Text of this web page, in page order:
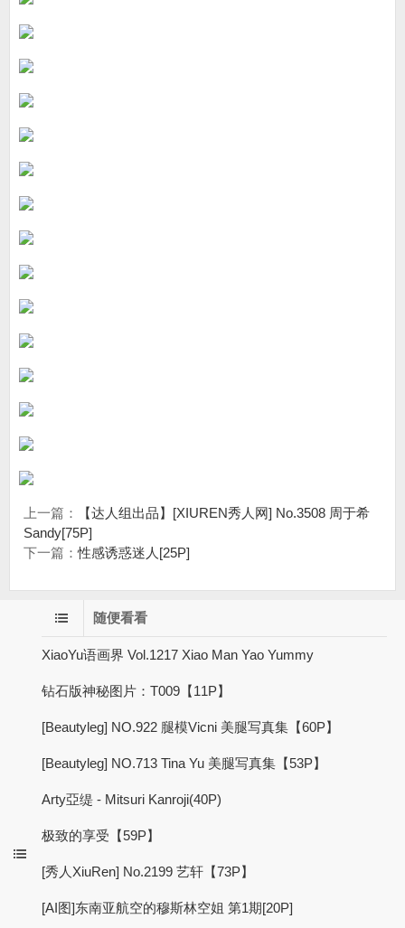
上一篇：
【达人组出品】[XIUREN秀人网] No.3508 周于希
Sandy[75P]
下一篇：性感诱惑迷人[25P]
随便看看
XiaoYu语画界 Vol.1217 Xiao Man Yao Yummy
钻石版神秘图片：T009【11P】
[Beautyleg] NO.922 腿模Vicni 美腿写真集【60P】
[Beautyleg] NO.713 Tina Yu 美腿写真集【53P】
Arty亞缇 - Mitsuri Kanroji(40P)
极致的享受【59P】
[秀人XiuRen] No.2199 艺轩【73P】
[AI图]东南亚航空的穆斯林空姐 第1期[20P]